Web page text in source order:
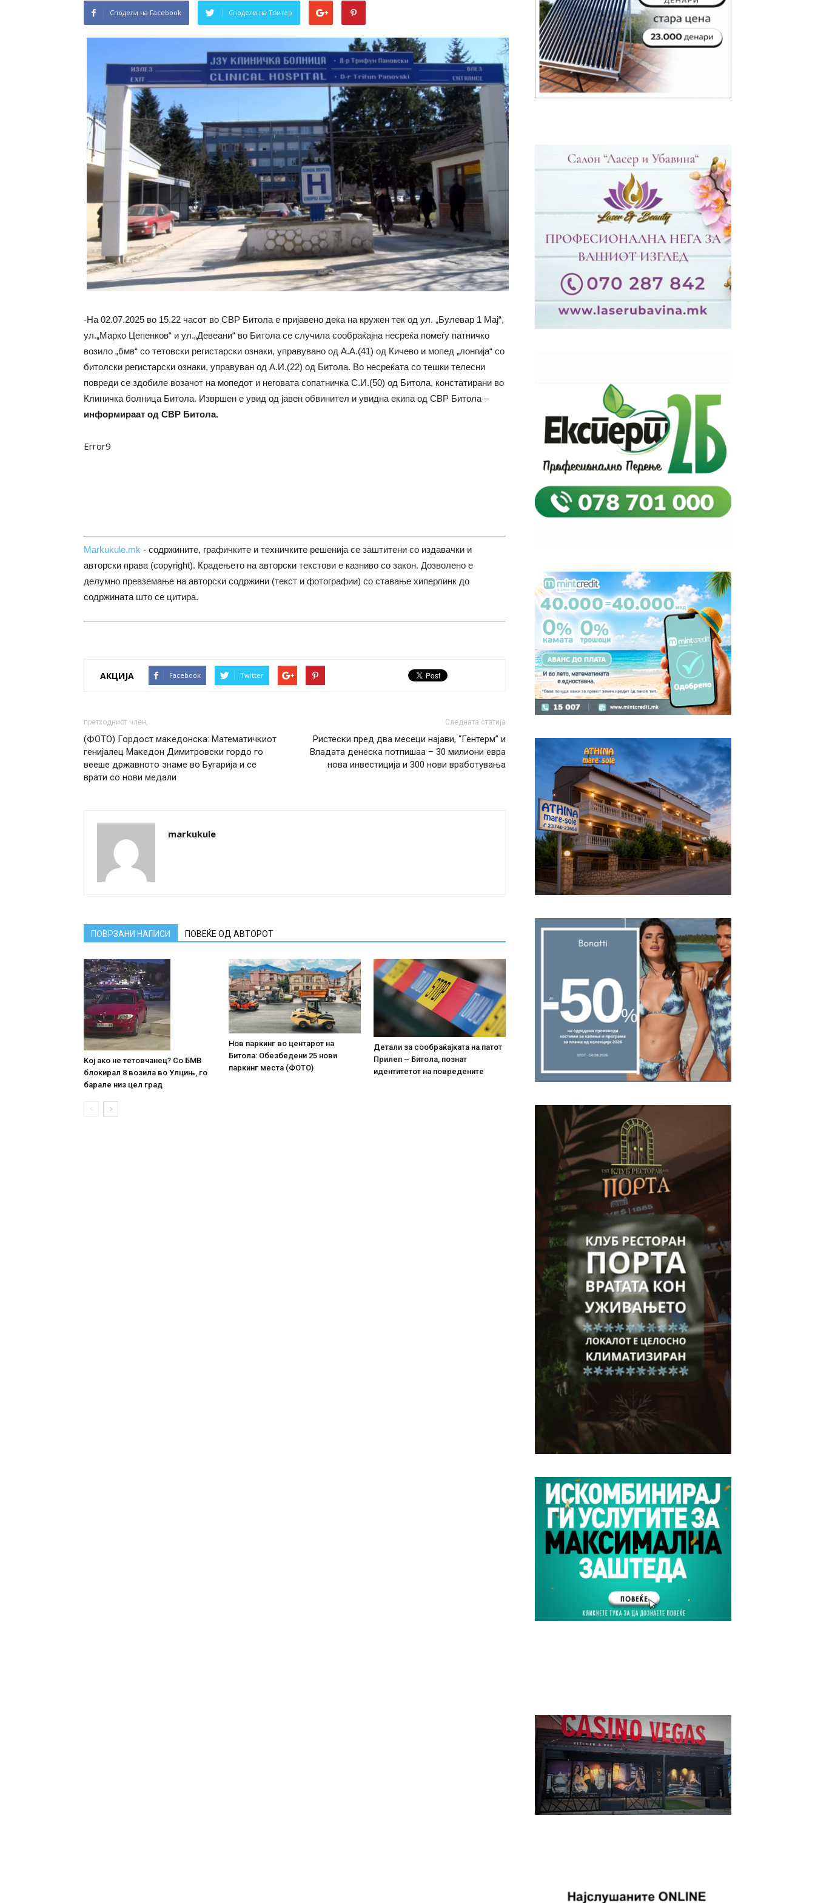
Сподели на Facebook Сподели на Твитер
-На 02.07.2025 во 15.22 часот во СВР Битола е пријавено дека на кружен тек од ул. „Булевар 1 Мај“,
ул.„Марко Цепенков“ и ул.„Девеани“ во Битола се случила сообраќајна несреќа помеѓу патничко
возило „бмв“ со тетовски регистарски ознаки, управувано од А.А.(41) од Кичево и мопед „лонгија“ со
битолски регистарски ознаки, управуван од А.И.(22) од Битола. Во несреќата со тешки телесни
повреди се здобиле возачот на мопедот и неговата сопатничка С.И.(50) од Битола, констатирани во
Клиничка болница Битола. Извршен е увид од јавен обвинител и увидна екипа од СВР Битола –
информираат од СВР Битола.
Error9
Markukule.mk - содржините, графичките и техничките решенија се заштитени со издавачки и
авторски права (copyright). Крадењето на авторски текстови е казниво со закон. Дозволено е
делумно превземање на авторски содржини (текст и фотографии) со ставање хиперлинк до
содржината што се цитира.
АКЦИЈА Facebook Twitter
претходниот член,
(ФОТО) Гордост македонска: Математичкиот
генијалец Македон Димитровски гордо го
вееше државното знаме во Бугарија и се
врати со нови медали
Следната статија
Ристески пред два месеци најави, “Гентерм” и
Владата денеска потпишаа – 30 милиони евра
нова инвестиција и 300 нови вработувања
markukule
ПОВРЗАНИ НАПИСИ ПОВЕЌЕ ОД АВТОРОТ
Koj ако не тетовчанец? Со БМВ
блокирал 8 возила во Улцињ, го
барале низ цел град
Нов паркинг во центарот на
Битола: Обезбедени 25 нови
паркинг места (ФОТО)
Детали за сообраќајката на патот
Прилеп – Битола, познат
идентитетот на повредените